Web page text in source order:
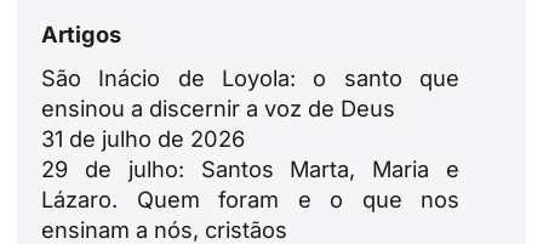
Artigos
São Inácio de Loyola: o santo que
ensinou a discernir a voz de Deus
31 de julho de 2026
29 de julho: Santos Marta, Maria e
Lázaro. Quem foram e o que nos
ensinam a nós, cristãos